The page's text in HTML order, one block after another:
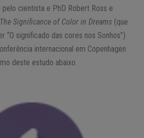
pelo cientista e PhD Robert Ross e
The Significance of Color in Dreams (que
“O significado das cores nos Sonhos”)
internacional em Copenhagen
deste estudo abaixo.